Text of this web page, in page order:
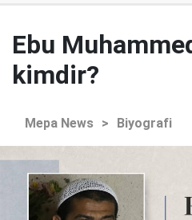
Ebu
kimdir?
Mepa News > Biyografi